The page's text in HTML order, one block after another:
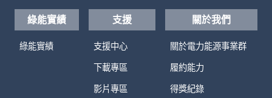
綠能實績
綠能實績
支援
支援中心
下載專區
影片專區
關於我們
關於電力能源事業群
履約能力
得獎紀錄